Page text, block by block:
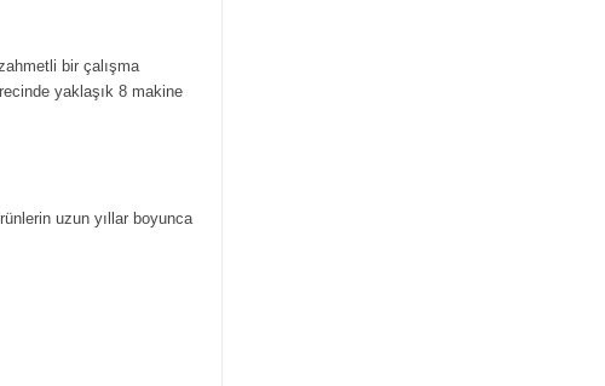
bir çalışma
yaklaşık 8 makine
uzun yıllar boyunca